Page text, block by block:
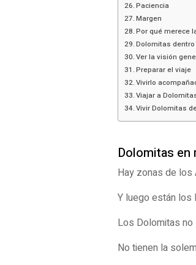
Paciencia
Margen
Por qué merece
Dolomitas
Ver la visión
Preparar el viaje
Vivirlo
Viajar a
Vivir Dolomitas
Dolomitas
Hay zonas de los
Y luego están los
Los Dolomitas no
No tienen la